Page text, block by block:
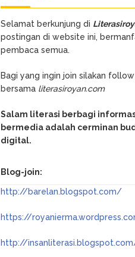
Selamat berkunjung di
postingan di website ini,
pembaca semua.
Bagi yang ingin join silakan
bersama literasiroyan.com
Salam literasi berbagi
bermedia adalah cerminan
digital.
Blog-join:
http://barelan.blogspot.com/
https://
http://